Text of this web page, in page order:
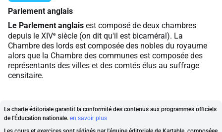
Parlement anglais
Le Parlement anglais est composé de deux chambres
depuis le XIVe siècle (on dit qu'il est bicaméral). La
Chambre des lords est composée des nobles du royaume
alors que la Chambre des communes est composée des
représentants des villes et des comtés élus au suffrage
censitaire.
La charte éditoriale garantit la conformité des contenus aux programmes officiels
de l'Éducation nationale. en savoir plus